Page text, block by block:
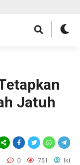
Jatuh
0 751 Iki